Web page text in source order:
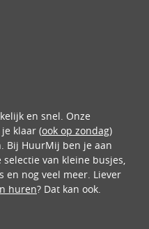
en snel. Onze
klaar (ook op zondag)
Bij HuurMij ben je aan
van kleine busjes,
en nog veel meer. Liever
huren? Dat kan ook.